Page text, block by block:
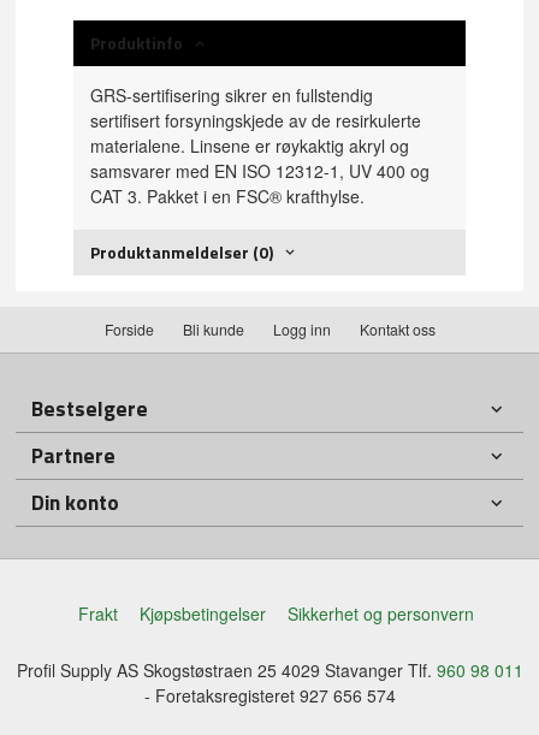
Produktinfo
GRS-sertifisering sikrer en fullstendig
sertifisert forsyningskjede av de resirkulerte
materialene. Linsene er røykaktig akryl og
samsvarer med EN ISO 12312-1, UV 400 og
CAT 3. Pakket i en FSC® krafthylse.
Produktanmeldelser (0)
Forside Bli kunde Logg inn Kontakt oss
Bestselgere
Partnere
Din konto
Frakt Kjøpsbetingelser Sikkerhet og personvern
Profil Supply AS Skogstøstraen 25 4029 Stavanger Tlf. 960 98 011
- Foretaksregisteret 927 656 574